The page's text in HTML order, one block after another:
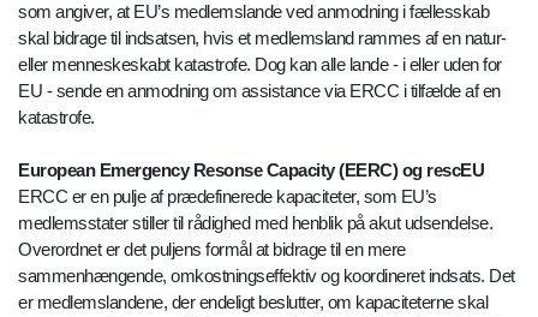
som angiver, at EU’s medlemslande ved anmodning i fællesskab
skal bidrage til indsatsen, hvis et medlemsland rammes af en natur-
eller menneskeskabt katastrofe. Dog kan alle lande - i eller uden for
EU - sende en anmodning om assistance via ERCC i tilfælde af en
katastrofe.
European Emergency Resonse Capacity (EERC) og rescEU
ERCC er en pulje af prædefinerede kapaciteter, som EU’s
medlemsstater stiller til rådighed med henblik på akut udsendelse.
Overordnet er det puljens formål at bidrage til en mere
sammenhængende, omkostningseffektiv og koordineret indsats. Det
er medlemslandene, der endeligt beslutter, om kapaciteterne skal